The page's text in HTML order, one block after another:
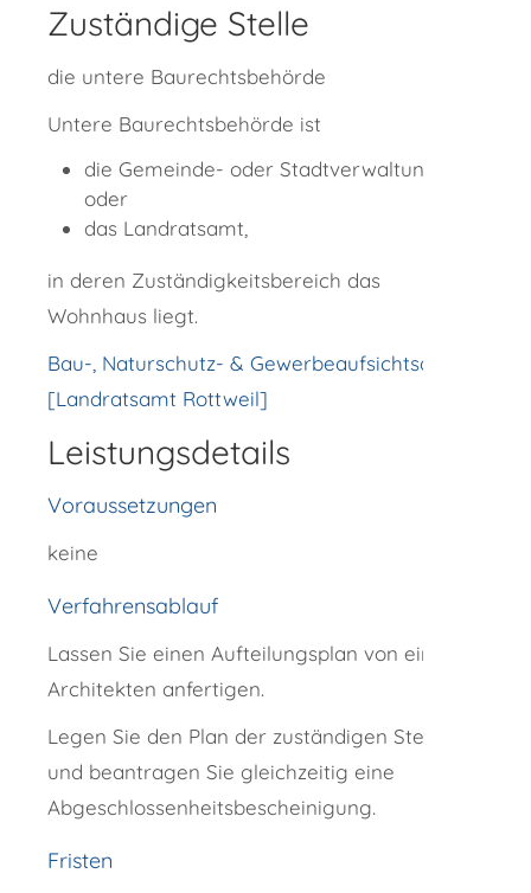
Zuständige Stelle
die untere Baurechtsbehörde
Untere Baurechtsbehörde ist
die Gemeinde- oder Stadtverwaltung
oder
das Landratsamt,
in deren Zuständigkeitsbereich das
Wohnhaus liegt.
Bau-, Naturschutz- & Gewerbeaufsichtsamt
[Landratsamt Rottweil]
Leistungsdetails
Voraussetzungen
keine
Verfahrensablauf
Lassen Sie einen Aufteilungsplan von einem
Architekten anfertigen.
Legen Sie den Plan der zuständigen Stelle vor
und beantragen Sie gleichzeitig eine
Abgeschlossenheitsbescheinigung.
Fristen